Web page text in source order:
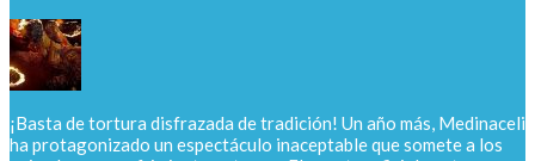
¡Basta de tortura disfrazada de tradición! Un año más, Medinaceli
ha protagonizado un espectáculo inaceptable que somete a los